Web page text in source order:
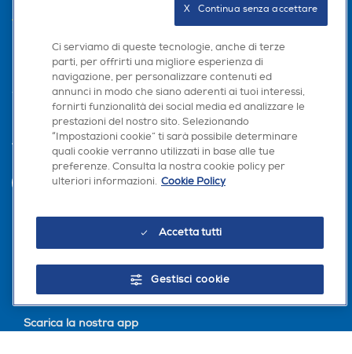
AREA CLIENTI
PRIVACY
Trova negozio
Scarica la nostra app
Ci serviamo di queste tecnologie, anche di terze
parti, per offrirti una migliore esperienza di
navigazione, per personalizzare contenuti ed
annunci in modo che siano aderenti ai tuoi interessi,
fornirti funzionalità dei social media ed analizzare le
prestazioni del nostro sito. Selezionando
“Impostazioni cookie” ti sarà possibile determinare
quali cookie verranno utilizzati in base alle tue
preferenze. Consulta la nostra cookie policy per
ulteriori informazioni. Cookie Policy
Accetta tutti
Gestisci cookie
X   Continua senza accettare